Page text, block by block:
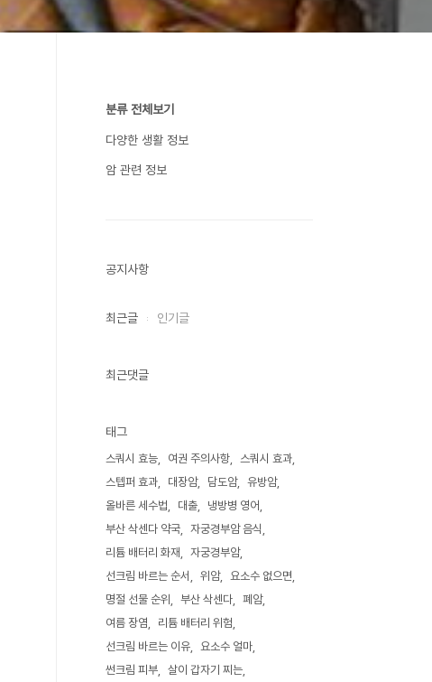
분류 전체보기
다양한 생활 정보
암 관련 정보
공지사항
최근글 인기글
최근댓글
태그
스쿼시 효능 여권 주의사항
스쿼시 효과
스텝퍼 효과
대장암 담도암
유방암
올바른 세수법
대출
냉방병 영어
부산 삭센다 약국
자궁경부암 음식
리튬 배터리 화재
자궁경부암
선크림 바르는 순서
위암
요소수 없으면
명절 선물 순위
부산 삭센다
폐암
여름 장염
리튬 배터리 위험
선크림 바르는 이유
요소수 얼마
썬크림 피부
살이 갑자기 찌는